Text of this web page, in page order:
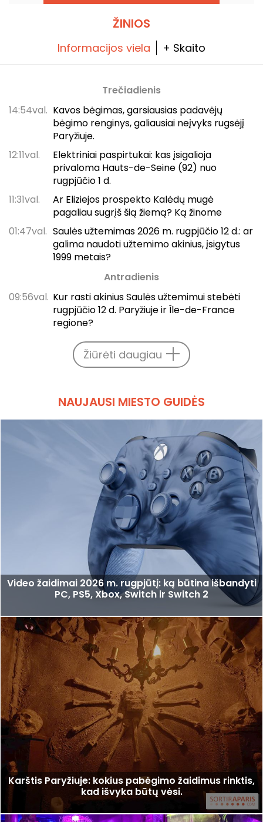
ŽINIOS
Informacijos viela + Skaito
Trečiadienis
14:54val. Kavos bėgimas, garsiausias padavėjų
bėgimo renginys, galiausiai neįvyks rugsėjį
Paryžiuje.
12:11val.
Elektriniai paspirtukai: kas įsigalioja
privaloma Hauts-de-Seine (92) nuo
rugpjūčio 1 d.
11:31val.
Ar Eliziejos prospekto Kalėdų mugė
pagaliau sugrįš šią žiemą? Ką žinome
01:47val. Saulės užtemimas 2026 m. rugpjūčio 12 d.: ar
galima naudoti užtemimo akinius, įsigytus
1999 metais?
Antradienis
09:56val. Kur rasti akinius Saulės užtemimui stebėti
rugpjūčio 12 d. Paryžiuje ir Île-de-France
regione?
Žiūrėti daugiau
NAUJAUSI MIESTO GUIDĖS
Video žaidimai 2026 m. rugpjūtį: ką būtina išbandyti
PC, PS5, Xbox, Switch ir Switch 2
Karštis Paryžiuje: kokius pabėgimo žaidimus rinktis,
kad išvyka būtų vėsi.